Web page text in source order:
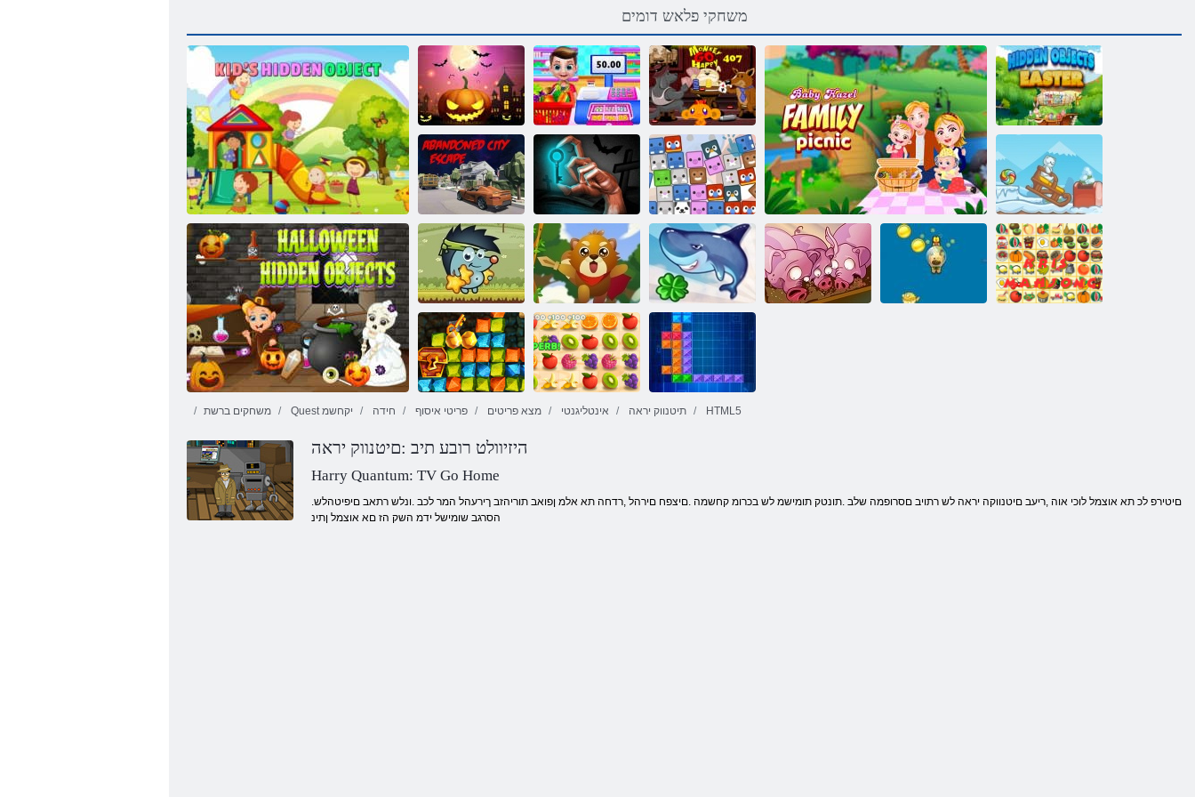
משחקי פלאש דומים
םידליל רתסומ ץפח
הדיחפמה
םישודקה לכ ליל
תביסמ
ילש טקרמרפוס
רופיס
חמש 407 בלש
GO ףוק
אחספ רתסומ
טקייבוא
השוטנ ריע
החירב
ןירותסמה רדחמ
החירב
םייח ילעב רתאמ
מצא את סוכריות:
החורף
תפוחי Sboschik סנאי גיבור כריש מעופף
בהזל הלהבה
תורצוא דיצ
משחקים ברשת Quest יקחשמ חידה פריטי איסוף מצא פריטים אינטליגנטי תיטנווק יראה HTML5
היזיוולט רובע תיב :םיטנווק יראה
Harry Quantum: TV Go Home
.םיטירפ לכ תא אוצמל לוכי אוה ,ריעב םיטנווקה יראה לש רתויב םסרופמה שלב .תונטק תומישמ לש בכרומ קחשמה .םיצפח םירהל ,רדחה תא אלמ ןפואב תוריהזב ךירעהל המר לכב .ונלש רתאב םיפיטהלש
הסרגב שומישל ידמ השק הז םא אוצמל ןתינ